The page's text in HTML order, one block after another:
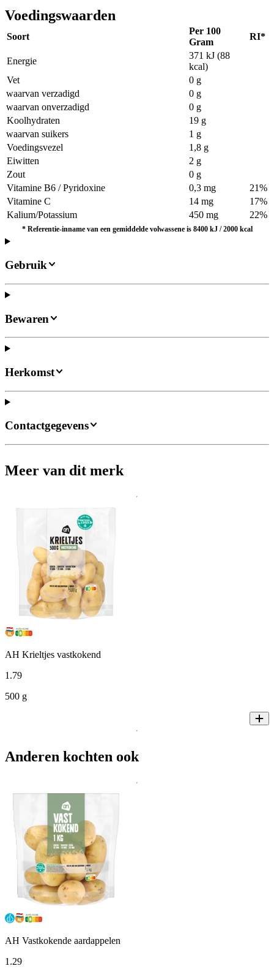
Voedingswaarden
Soort
Per 100
Gram
RI*
Energie
371 kJ (88
kcal)
Vet
0 g
waarvan verzadigd
0 g
waarvan onverzadigd
0 g
Koolhydraten
19 g
waarvan suikers
1 g
Voedingsvezel
1,8 g
Eiwitten
2 g
Zout
0 g
Vitamine B6 / Pyridoxine
0,3 mg
21%
Vitamine C
14 mg
17%
Kalium/Potassium
450 mg 22%
* Referentie-inname van een gemiddelde volwassene is 8400 kJ / 2000 kcal
Gebruik
Bewaren
Herkomst
Contactgegevens
Meer van dit merk
AH Krieltjes vastkokend
1 .79
500 g
Anderen kochten ook
AH Vastkokende aardappelen
1 .29